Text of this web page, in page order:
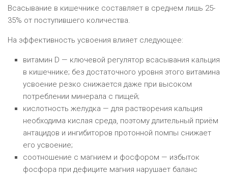
Всасывание в кишечнике составляет в среднем лишь 25-
35% от поступившего количества.
На эффективность усвоения влияет следующее:
витамин D — ключевой регулятор всасывания кальция
в кишечнике; без достаточного уровня этого витамина
усвоение резко снижается даже при высоком
потреблении минерала с пищей;
кислотность желудка — для растворения кальция
необходима кислая среда, поэтому длительный приём
антацидов и ингибиторов протонной помпы снижает
его усвоение;
соотношение с магнием и фосфором — избыток
фосфора при дефиците магния нарушает баланс